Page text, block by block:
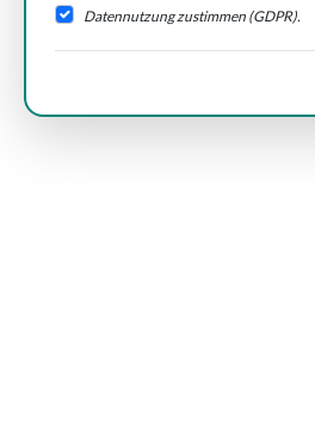
Datennutzung zustimmen (GDPR).